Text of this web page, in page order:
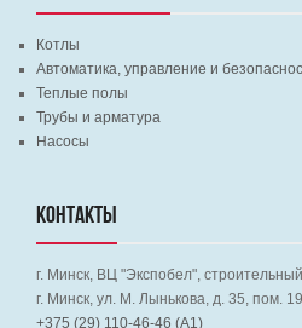
Котлы
Автоматика, управление и
Теплые полы
Трубы и арматура
Насосы
КОНТАКТЫ
г. Минск, ВЦ "Экспобел",
г. Минск, ул. М. Лынькова, д. 35, пом.
+375 (29) 110-46-46 (А1)